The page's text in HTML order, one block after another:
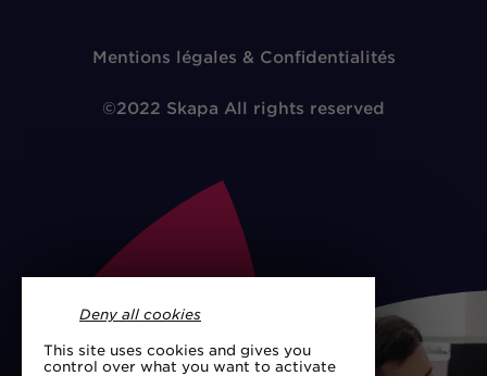
©2022 Skapa All rights reserved
Mentions légales & Confidentialités
This site uses cookies and gives you
control over what you want to activate
Deny all cookies